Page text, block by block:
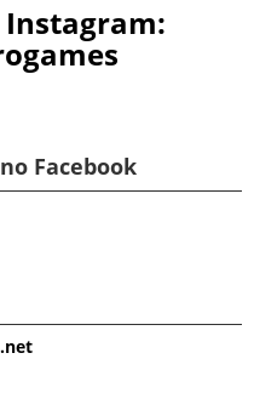
Instagram:
Facebook